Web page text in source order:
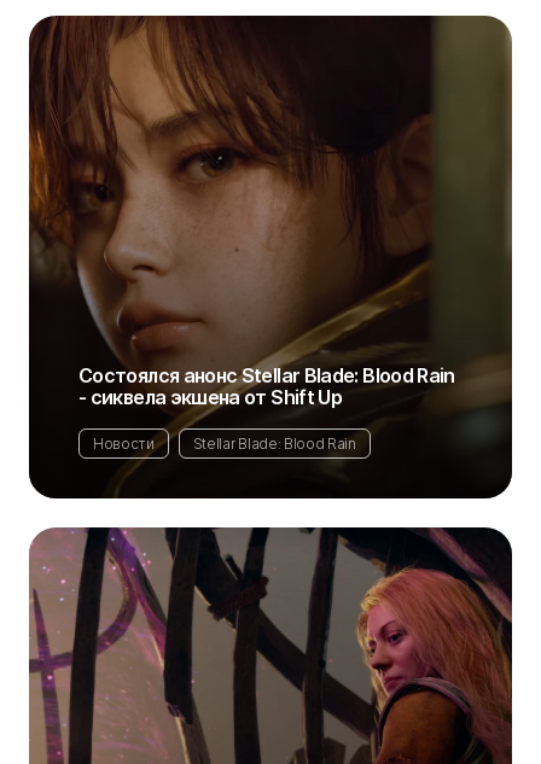
Состоялся анонс Stellar Blade: Blood Rain
- сиквела экшена от Shift Up
Новости Stellar Blade: Blood Rain